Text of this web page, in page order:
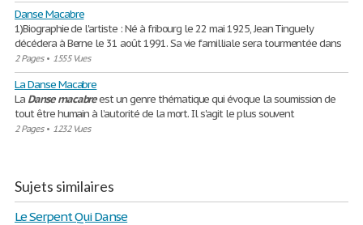
Danse Macabre
1)Biographie de l'artiste : Né à fribourg le 22 mai 1925, Jean Tinguely
décédera à Berne le 31 août 1991. Sa vie familliale sera tourmentée dans
2 Pages• 1555 Vues
La Danse Macabre
La Danse macabreest un genre thématique qui évoque la soumission de
tout être humain à l’autorité de la mort. Il s'agit le plus souvent
2 Pages• 1232 Vues
Sujets similaires
Le Serpent Qui Danse